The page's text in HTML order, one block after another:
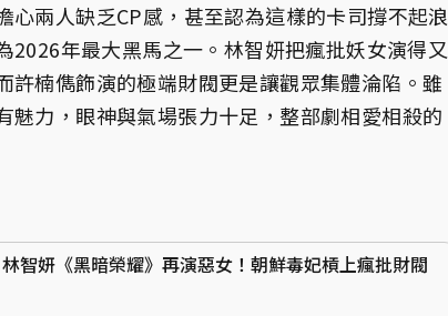
心兩人缺乏CP感，甚至認為這樣的卡司撐不起浪
2026年最大黑馬之一。林智妍把瘋批妖女演得又
許楠儁飾演的極端財閥更是讓觀眾集體淪陷。雖
魅力，眼神與氣場張力十足，整部劇相愛相殺的
智妍《黑暗榮耀》再演惡女！朝鮮毒妃槓上瘋批財閥